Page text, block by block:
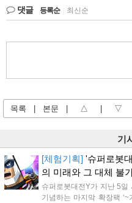
댓글 등록순 최신순
목록 | 본문 | △ | ▽
기
[체험기획] '슈퍼로봇
의 미래와 그 대체 불
슈퍼로봇대전Y가 지난 5
기념하는 마지막 확장팩